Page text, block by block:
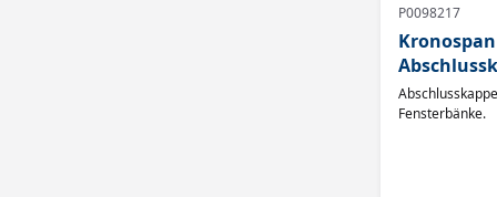
P0098217
Blende 70
Fensterbänke.